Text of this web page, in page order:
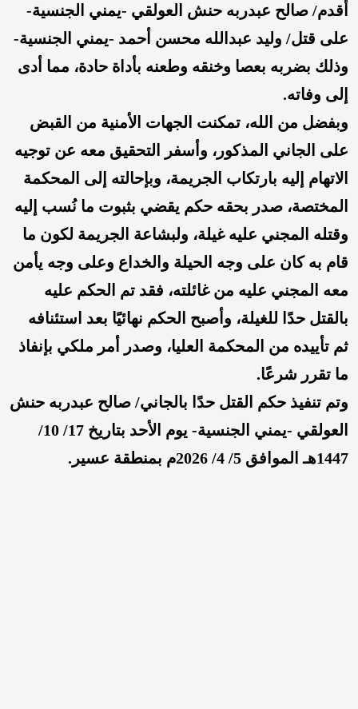
أقدم/ صالح عبدربه حنش العولقي -يمني الجنسية-
على قتل/ وليد عبدالله محسن أحمد -يمني الجنسية-
وذلك بضربه بعصا وخنقه وطعنه بأداة حادة، مما أدى
إلى وفاته.
وبفضل من الله، تمكنت الجهات الأمنية من القبض
على الجاني المذكور، وأسفر التحقيق معه عن توجيه
الاتهام إليه بارتكاب الجريمة، وبإحالته إلى المحكمة
المختصة، صدر بحقه حكم يقضي بثبوت ما نُسب إليه
وقتله المجني عليه غيلة، ولبشاعة الجريمة لكون ما
قام به كان على وجه الحيلة والخداع وعلى وجه يأمن
معه المجني عليه من غائلته، فقد تم الحكم عليه
بالقتل حدًا للغيلة، وأصبح الحكم نهائيًا بعد استئنافه
ثم تأييده من المحكمة العليا، وصدر أمر ملكي بإنفاذ
ما تقرر شرعًا.
وتم تنفيذ حكم القتل حدًا بالجاني/ صالح عبدربه حنش
العولقي -يمني الجنسية- يوم الأحد بتاريخ 17/ 10/
1447هـ الموافق 5/ 4/ 2026م بمنطقة عسير.